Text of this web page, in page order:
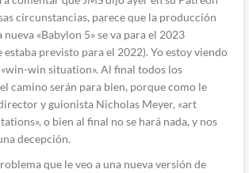
circunstancias, parece que la producción
«Babylon 5» se va para el 2023
previsto para el 2022). Yo estoy viendo
win situation». Al final todos los
camino serán para bien, porque como le
y guionista Nicholas Meyer, «art
o bien al final no se hará nada, y nos
decepción.
que le veo a una nueva versión de